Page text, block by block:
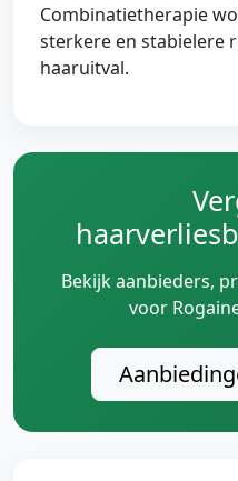
Combinatietherapie
sterkere en stabielere
haaruitval.
Bekijk aanbieders,
voor